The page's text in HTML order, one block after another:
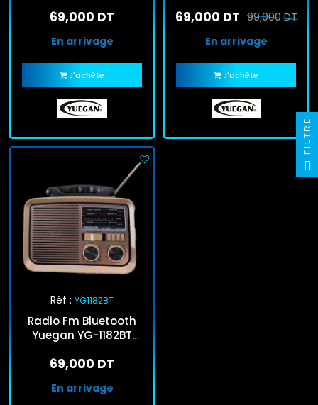
69,000 DT
En arrivage
J'achète
99,000 DT
69,000 DT
En arrivage
J'achète
Réf : YG1182BT
Radio Fm Bluetooth
Yuegan YG-1182BT
69,000 DT
En arrivage
FILTRE